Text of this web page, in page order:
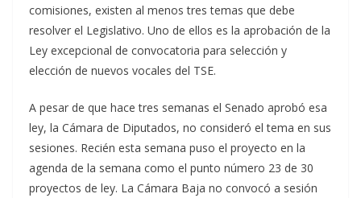
comisiones, existen al menos tres temas que debe
resolver el Legislativo. Uno de ellos es la aprobación de la
Ley excepcional de convocatoria para selección y
elección de nuevos vocales del TSE.
A pesar de que hace tres semanas el Senado aprobó esa
ley, la Cámara de Diputados, no consideró el tema en sus
sesiones. Recién esta semana puso el proyecto en la
agenda de la semana como el punto número 23 de 30
proyectos de ley. La Cámara Baja no convocó a sesión